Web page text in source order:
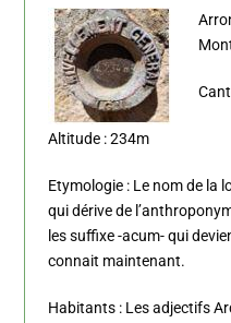
Altitude : 234m
Etymologie : Le nom de la
qui dérive de
les suffixe -acum- qui
connait maintenant.
Habitants : Les adjectifs